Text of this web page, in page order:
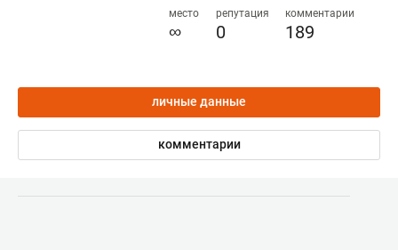
место
∞
репутация
0
комментарии
189
личные данные
комментарии